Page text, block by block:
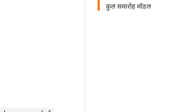
कुल समारोह मॉडल